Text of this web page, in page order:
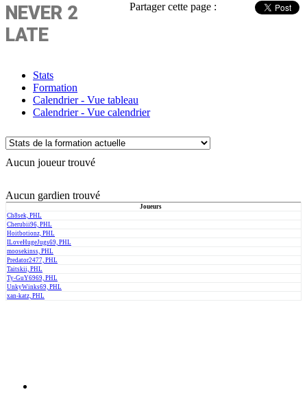
Partager cette page :
NEVER 2
LATE
Stats
Formation
Calendrier - Vue tableau
Calendrier - Vue calendrier
Aucun joueur trouvé
Aucun gardien trouvé
Joueurs
Ch8sek, PHL
Cherubii96, PHL
Hoitbotionz, PHL
ILoveHugeJugs69, PHL
moosekinss, PHL
Predator2477, PHL
Taitskii, PHL
Ty-GuY6969, PHL
UnkyWinks69, PHL
xan-katz, PHL